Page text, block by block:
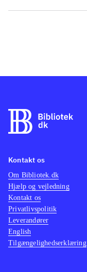
Kontakt os
Om Bibliotek.dk
Hjælp og vejledning
Kontakt os
Privatlivspolitik
Leverandører
English
Tilgængelighedserklæring